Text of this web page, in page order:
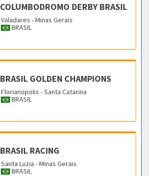
COLUMBODROMO DERBY BRASIL
Valadares - Minas Gerais
BRASIL
BRASIL GOLDEN CHAMPIONS
Florianopolis - Santa Catarina
BRASIL
BRASIL RACING
Santa Luzia - Minas Gerais
BRASIL